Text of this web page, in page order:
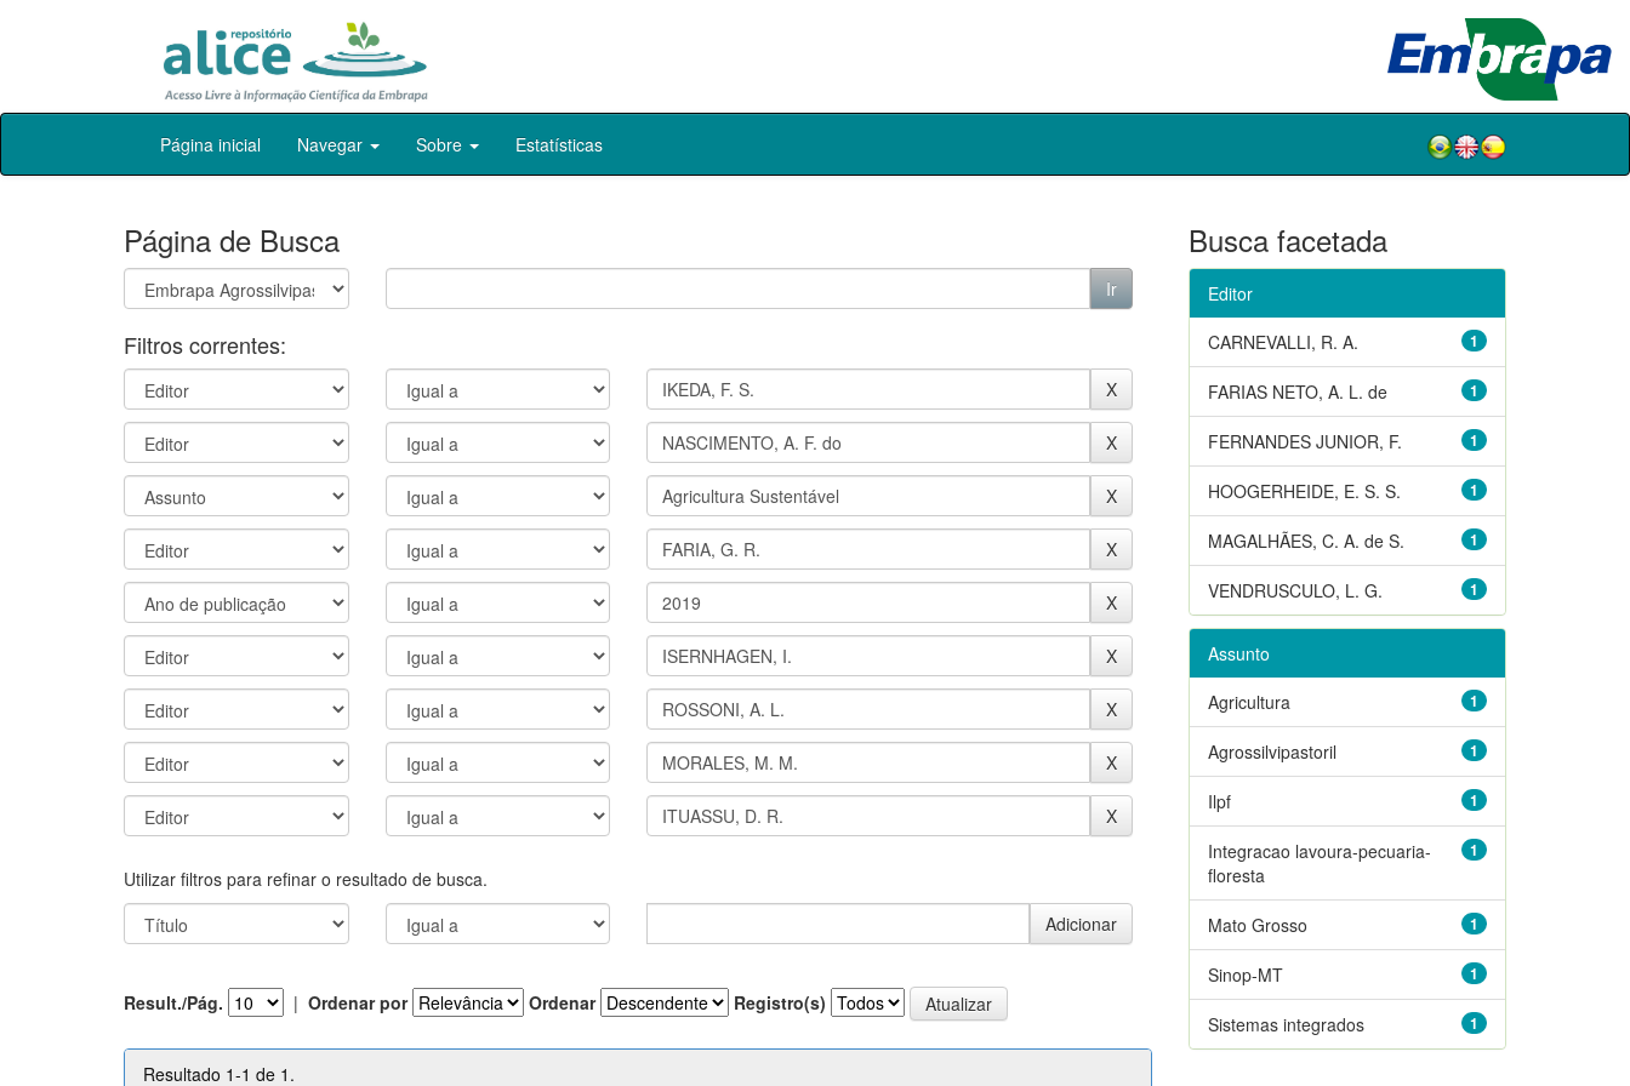
Skip
Página inicial Navegar Sobre Estatísticas
Página de Busca
Filtros correntes:
Utilizar filtros para refinar o resultado de busca.
Result./Pág. | Ordenar por Ordenar Registro(s)
Resultado 1-1 de 1.
Busca facetada
Editor
1
CARNEVALLI, R. A.
1
FARIAS NETO, A. L. de
1
FERNANDES JUNIOR, F.
1
HOOGERHEIDE, E. S. S.
1
MAGALHÃES, C. A. de S.
1
VENDRUSCULO, L. G.
Assunto
1
Agricultura
1
Agrossilvipastoril
1
Ilpf
1
Integracao lavoura-pecuaria-
floresta
1
Mato Grosso
1
Sinop-MT
1
Sistemas integrados